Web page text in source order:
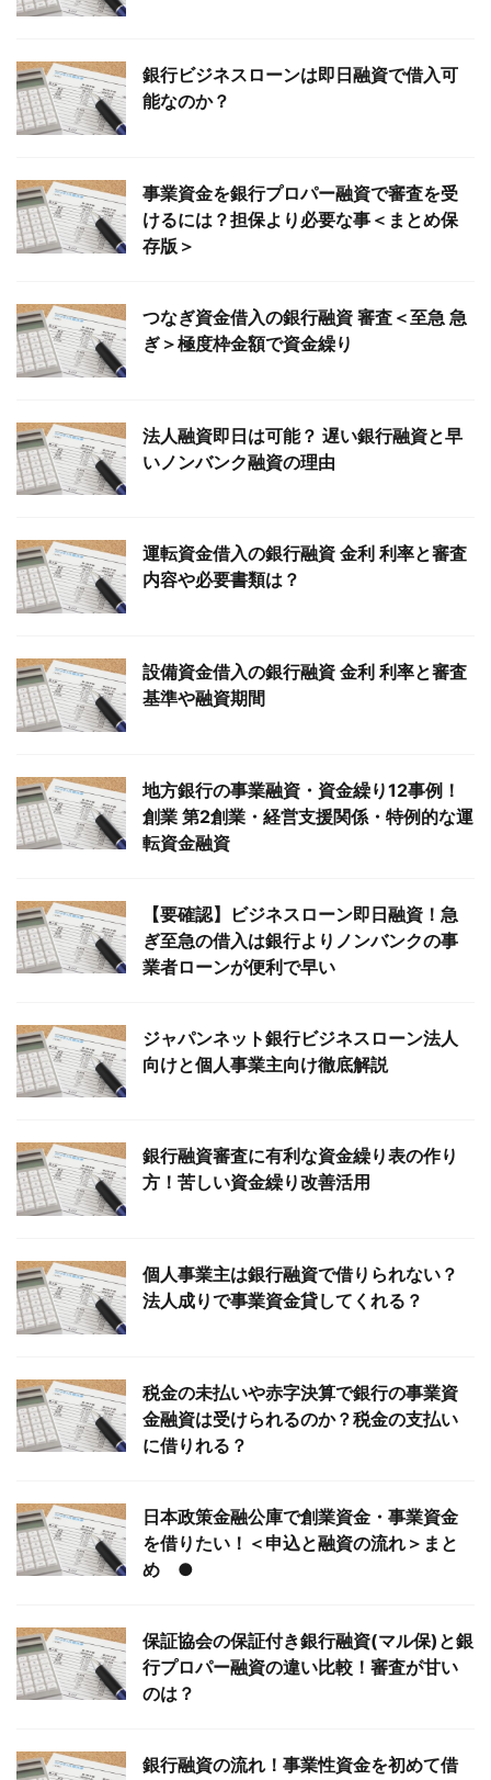
銀行ビジネスローンは即日融資で借入可
能なのか？
事業資金を銀行プロパー融資で審査を受
けるには？担保より必要な事＜まとめ保
存版＞
つなぎ資金借入の銀行融資 審査＜至急 急
ぎ＞極度枠金額で資金繰り
法人融資即日は可能？ 遅い銀行融資と早
いノンバンク融資の理由
運転資金借入の銀行融資 金利 利率と審査
内容や必要書類は？
設備資金借入の銀行融資 金利 利率と審査
基準や融資期間
地方銀行の事業融資・資金繰り12事例！
創業 第2創業・経営支援関係・特例的な運
転資金融資
【要確認】ビジネスローン即日融資！急
ぎ至急の借入は銀行よりノンバンクの事
業者ローンが便利で早い
ジャパンネット銀行ビジネスローン法人
向けと個人事業主向け徹底解説
銀行融資審査に有利な資金繰り表の作り
方！苦しい資金繰り改善活用
個人事業主は銀行融資で借りられない？
法人成りで事業資金貸してくれる？
税金の未払いや赤字決算で銀行の事業資
金融資は受けられるのか？税金の支払い
に借りれる？
日本政策金融公庫で創業資金・事業資金
を借りたい！＜申込と融資の流れ＞まと
め ●
保証協会の保証付き銀行融資(マル保)と銀
行プロパー融資の違い比較！審査が甘い
のは？
銀行融資の流れ！事業性資金を初めて借